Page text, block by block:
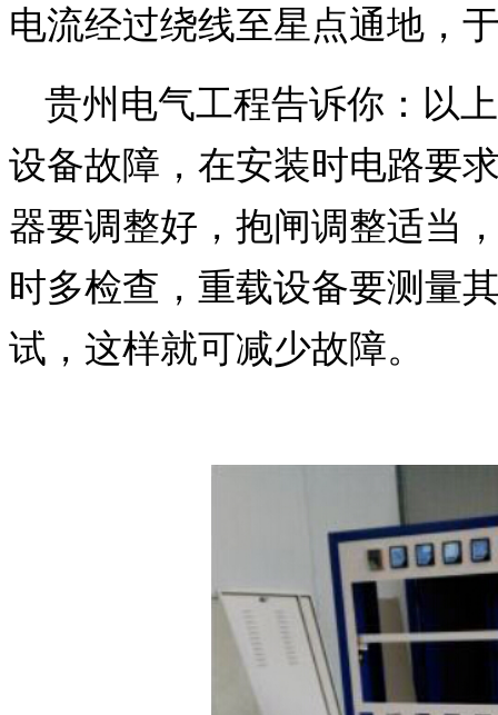
电流经过绕线至星点通地，
贵州电气工程告诉你：以
设备故障，在安装时电路要
器要调整好，抱闸调整适当
时多检查，重载设备要测量
试，这样就可减少故障。